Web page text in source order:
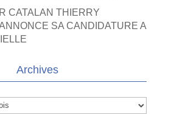
CATALAN THIERRY
SA CANDIDATURE A
Archives